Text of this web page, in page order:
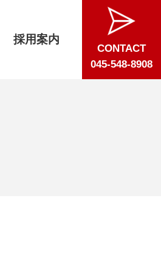
採用案内
CONTACT
045-548-8908